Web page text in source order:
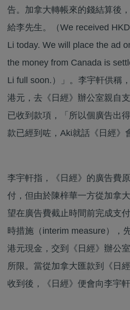
告。加拿大轉帳來的錢結算後
給李先生。（We received
Li today. We will place the ad
the money from Canada is
Li full soon.）」。李宇軒供稱
港元，去《日經》辦公室親自
已收到款項，「所以個廣告出
款已經到咗，Aki就話《日經》
李宇軒指，《日經》的廣告費
付，但由於陳梓華一方從加拿
望在廣告費截止時間前完成支
時措施（interim measure），
港元現金，交到《日經》辦公
所限。當從加拿大匯款到《日
收到後，《日經》便會向李宇